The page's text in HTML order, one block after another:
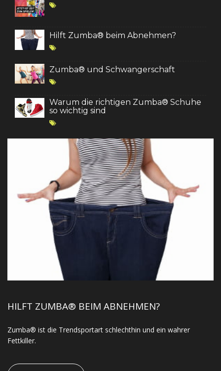
Hilft Zumba® beim Abnehmen?
Zumba® und Schwangerschaft
Warum die richtigen Zumba® Schuhe
so wichtig sind
HILFT ZUMBA® BEIM ABNEHMEN?
Zumba® ist die Trendsportart schlechthin und ein wahrer
Fettkiller.